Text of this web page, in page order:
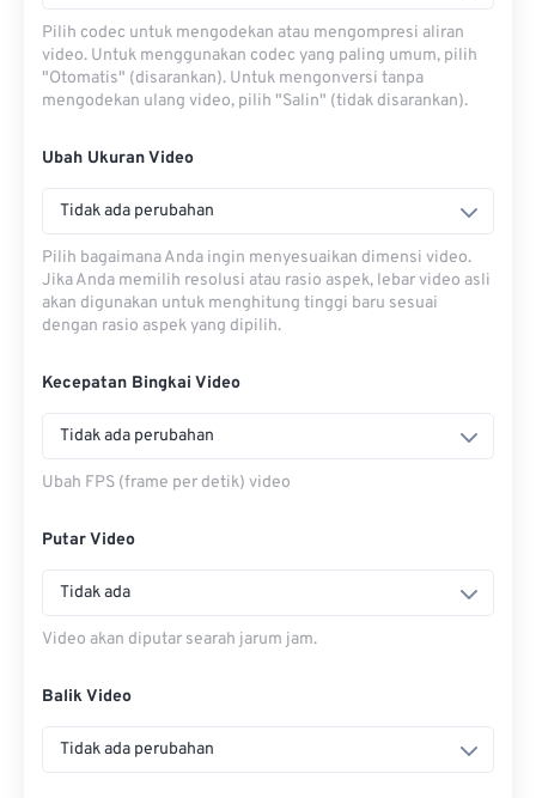
Pilih codec untuk mengodekan atau mengompresi aliran
video. Untuk menggunakan codec yang paling umum, pilih
"Otomatis" (disarankan). Untuk mengonversi tanpa
mengodekan ulang video, pilih "Salin" (tidak disarankan).
Ubah Ukuran Video
Tidak ada perubahan
Pilih bagaimana Anda ingin menyesuaikan dimensi video.
Jika Anda memilih resolusi atau rasio aspek, lebar video asli
akan digunakan untuk menghitung tinggi baru sesuai
dengan rasio aspek yang dipilih.
Kecepatan Bingkai Video
Tidak ada perubahan
Ubah FPS (frame per detik) video
Putar Video
Tidak ada
Video akan diputar searah jarum jam.
Balik Video
Tidak ada perubahan